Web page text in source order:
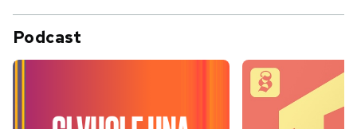
Podcast